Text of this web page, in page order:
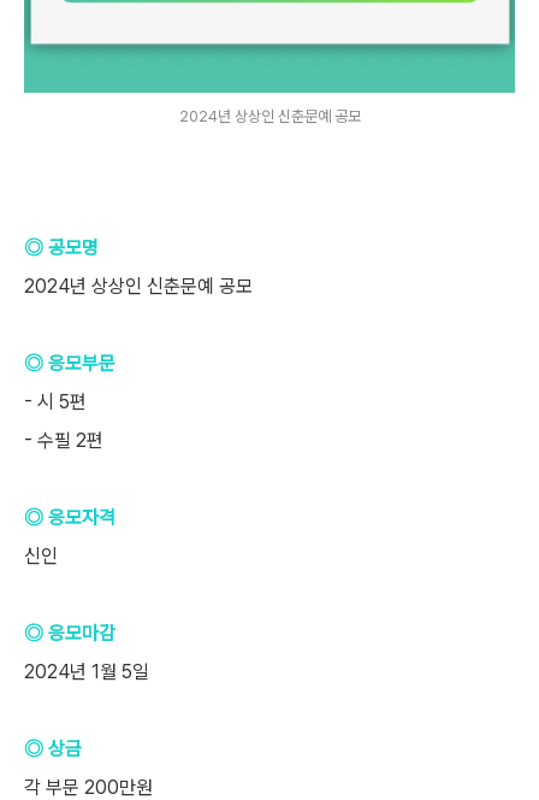
2024년 상상인 신춘문예 공모
◎ 공모명
2024년 상상인 신춘문예 공모
◎ 응모부문
- 시 5편
- 수필 2편
◎ 응모자격
신인
◎ 응모마감
2024년 1월 5일
◎ 상금
각 부문 200만원